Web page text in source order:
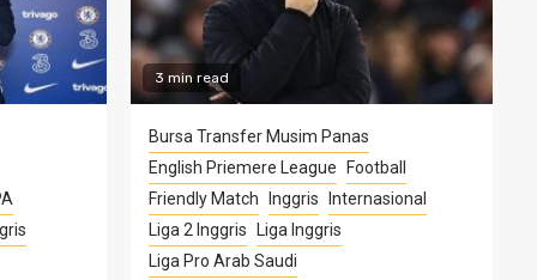
3 min read
Bursa Transfer Musim Panas
English Priemere League
Football
Friendly Match
Inggris
Internasional
Liga 2 Inggris
Liga Inggris
Liga Pro Arab Saudi